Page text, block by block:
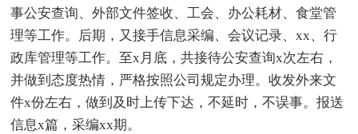
事公安查询、外部文件签收、工会、办公耗材、食堂管
理等工作。后期，又接手信息采编、会议记录、xx、行
政库管理等工作。至x月底，共接待公安查询x次左右，
并做到态度热情，严格按照公司规定办理。收发外来文
件x份左右，做到及时上传下达，不延时，不误事。报送
信息x篇，采编xx期。